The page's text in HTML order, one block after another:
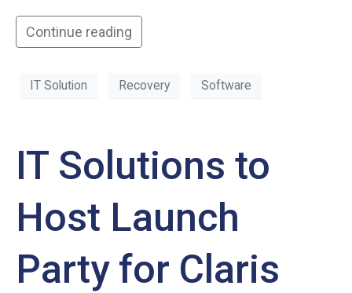
Continue reading
IT Solution Recovery Software
IT Solutions to
Host Launch
Party for Claris